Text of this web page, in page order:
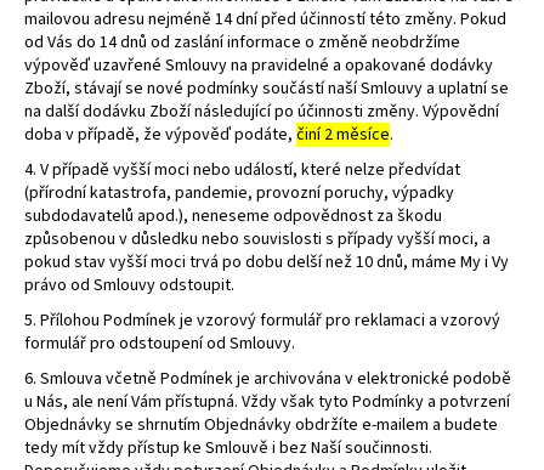
mailovou adresu nejméně 14 dní před účinností této změny. Pokud
od Vás do 14 dnů od zaslání informace o změně neobdržíme
výpověď uzavřené Smlouvy na pravidelné a opakované dodávky
Zboží, stávají se nové podmínky součástí naší Smlouvy a uplatní se
na další dodávku Zboží následující po účinnosti změny. Výpovědní
doba v případě, že výpověď podáte, činí 2 měsíce.
4. V případě vyšší moci nebo událostí, které nelze předvídat
(přírodní katastrofa, pandemie, provozní poruchy, výpadky
subdodavatelů apod.), neneseme odpovědnost za škodu
způsobenou v důsledku nebo souvislosti s případy vyšší moci, a
pokud stav vyšší moci trvá po dobu delší než 10 dnů, máme My i Vy
právo od Smlouvy odstoupit.
5. Přílohou Podmínek je vzorový formulář pro reklamaci a vzorový
formulář pro odstoupení od Smlouvy.
6. Smlouva včetně Podmínek je archivována v elektronické podobě
u Nás, ale není Vám přístupná. Vždy však tyto Podmínky a potvrzení
Objednávky se shrnutím Objednávky obdržíte e-mailem a budete
tedy mít vždy přístup ke Smlouvě i bez Naší součinnosti.